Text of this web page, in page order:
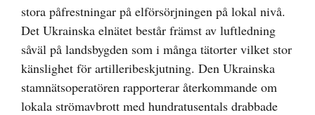
stora påfrestningar på elförsörjningen på lokal nivå.
Det Ukrainska elnätet består främst av luftledning
såväl på landsbygden som i många tätorter vilket stor
känslighet för artilleribeskjutning. Den Ukrainska
stamnätsoperatören rapporterar återkommande om
lokala strömavbrott med hundratusentals drabbade